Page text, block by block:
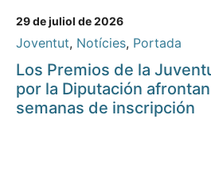
29 de juliol de 2026
Joventut, Notícies, Portada
Los Premios de la
por la Diputación
semanas de inscripción